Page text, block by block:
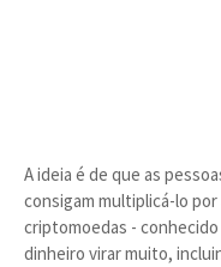
A ideia é de que as
consigam multiplicá-lo
criptomoedas -
dinheiro virar muito,